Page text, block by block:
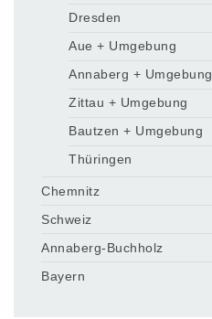
Dresden
Aue + Umgebung
Annaberg + Umgebung
Zittau + Umgebung
Bautzen + Umgebung
Thüringen
Chemnitz
Schweiz
Annaberg-Buchholz
Bayern